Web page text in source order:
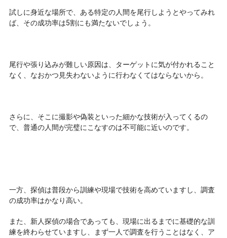
試しに身近な場所で、ある特定の人間を尾行しようとやってみれ
ば、その成功率は5割にも満たないでしょう。
尾行や張り込みが難しい原因は、ターゲットに気が付かれること
なく、なおかつ見失わないように行わなくてはならないから。
さらに、そこに撮影や偽装といった細かな技術が入ってくるの
で、普通の人間が完璧にこなすのは不可能に近いのです。
一方、探偵は普段から訓練や現場で技術を高めていますし、調査
の成功率はかなり高い。
また、新人探偵の場合であっても、現場に出るまでに基礎的な訓
練を終わらせていますし、まず一人で調査を行うことはなく、ア